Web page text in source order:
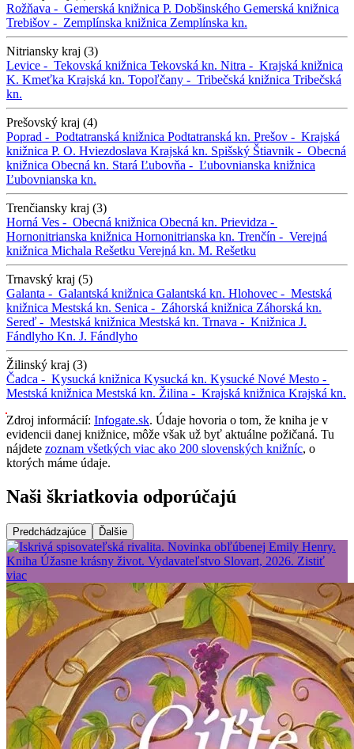
Rožňava - Gemerská knižnica P. Dobšinského Gemerská knižnica
Trebišov - Zemplínska knižnica Zemplínska kn.
Nitriansky kraj (3)
Levice - Tekovská knižnica Tekovská kn. Nitra - Krajská knižnica
K. Kmeťka Krajská kn. Topoľčany - Tribečská knižnica Tribečská
kn.
Prešovský kraj (4)
Poprad - Podtatranská knižnica Podtatranská kn. Prešov - Krajská
knižnica P. O. Hviezdoslava Krajská kn. Spišský Štiavnik - Obecná
knižnica Obecná kn. Stará Ľubovňa - Ľubovnianska knižnica
Ľubovnianska kn.
Trenčiansky kraj (3)
Horná Ves - Obecná knižnica Obecná kn. Prievidza -
Hornonitrianska knižnica Hornonitrianska kn. Trenčín - Verejná
knižnica Michala Rešetku Verejná kn. M. Rešetku
Trnavský kraj (5)
Galanta - Galantská knižnica Galantská kn. Hlohovec - Mestská
knižnica Mestská kn. Senica - Záhorská knižnica Záhorská kn.
Sereď - Mestská knižnica Mestská kn. Trnava - Knižnica J.
Fándlyho Kn. J. Fándlyho
Žilinský kraj (3)
Čadca - Kysucká knižnica Kysucká kn. Kysucké Nové Mesto -
Mestská knižnica Mestská kn. Žilina - Krajská knižnica Krajská kn.
Zdroj informácií: Infogate.sk. Údaje hovoria o tom, že kniha je v
evidencii danej knižnice, môže však už byť aktuálne požičaná. Tu
nájdete zoznam všetkých viac ako 200 slovenských knižníc, o
ktorých máme údaje.
Naši škriatkovia odporúčajú
Predchádzajúce Ďalšie